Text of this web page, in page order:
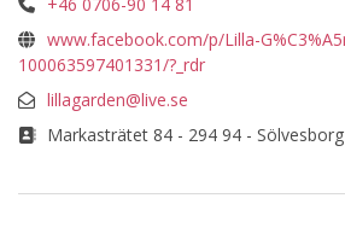
www.facebook.com/p/Lilla-
100063597401331/?_rdr
lillagarden@live.se
Markasträtet 84 - 294 94 - Sölvesborg